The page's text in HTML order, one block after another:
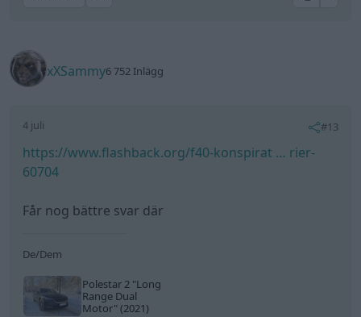
Range Dual
Citera 2
Trådstartare